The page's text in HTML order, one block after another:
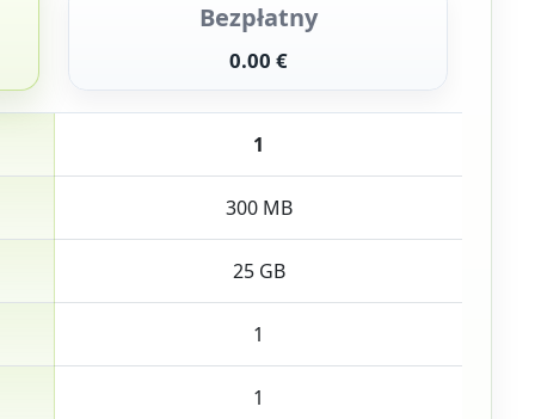
Bezpłatny
0.00 €
1
300 MB
25 GB
1
1